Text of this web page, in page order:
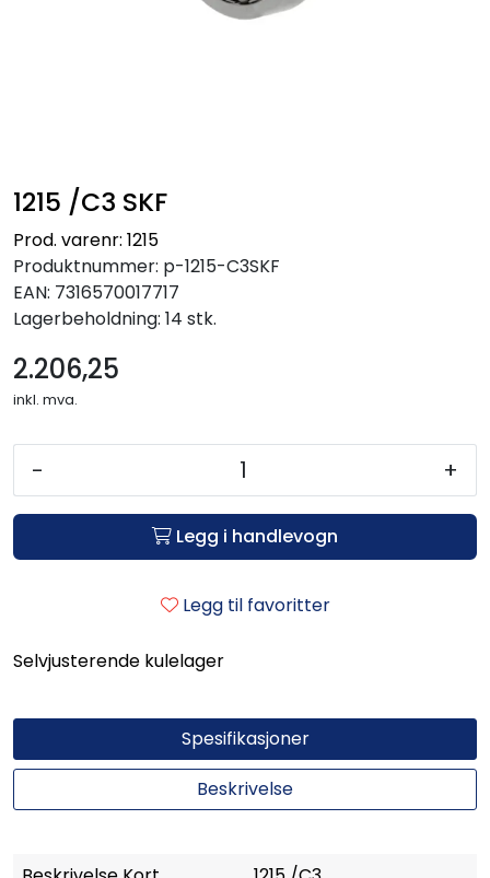
1215 /C3 SKF
Prod. varenr: 1215
Produktnummer: p-1215-C3SKF
EAN: 7316570017717
Lagerbeholdning: 14 stk.
2.206,25
inkl. mva.
- +
Legg i handlevogn
Legg til favoritter
Selvjusterende kulelager
Spesifikasjoner
Beskrivelse